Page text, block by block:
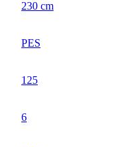
230 cm
PES
125
6